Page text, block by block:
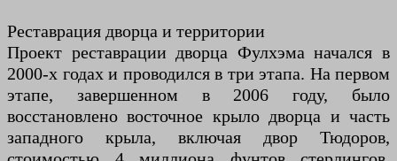
Реставрация дворца и территории
Проект реставрации дворца Фулхэма начался в
2000-х годах и проводился в три этапа. На первом
этапе, завершенном в 2006 году, было
восстановлено восточное крыло дворца и часть
западного крыла, включая двор Тюдоров,